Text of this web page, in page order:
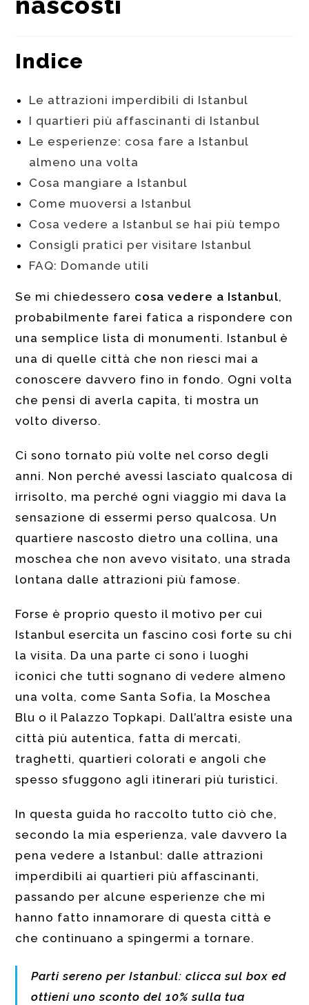
Indice
Le attrazioni imperdibili di Istanbul
I quartieri più affascinanti di Istanbul
Le esperienze: cosa fare a Istanbul
almeno una volta
Cosa mangiare a Istanbul
Come muoversi a Istanbul
Cosa vedere a Istanbul se hai più tempo
Consigli pratici per visitare Istanbul
FAQ: Domande utili
Se mi chiedessero cosa vedere a Istanbul,
probabilmente farei fatica a rispondere con
una semplice lista di monumenti. Istanbul è
una di quelle città che non riesci mai a
conoscere davvero fino in fondo. Ogni volta
che pensi di averla capita, ti mostra un
volto diverso.
Ci sono tornato più volte nel corso degli
anni. Non perché avessi lasciato qualcosa di
irrisolto, ma perché ogni viaggio mi dava la
sensazione di essermi perso qualcosa. Un
quartiere nascosto dietro una collina, una
moschea che non avevo visitato, una strada
lontana dalle attrazioni più famose.
Forse è proprio questo il motivo per cui
Istanbul esercita un fascino così forte su chi
la visita. Da una parte ci sono i luoghi
iconici che tutti sognano di vedere almeno
una volta, come Santa Sofia, la Moschea
Blu o il Palazzo Topkapi. Dall’altra esiste una
città più autentica, fatta di mercati,
traghetti, quartieri colorati e angoli che
spesso sfuggono agli itinerari più turistici.
In questa guida ho raccolto tutto ciò che,
secondo la mia esperienza, vale davvero la
pena vedere a Istanbul: dalle attrazioni
imperdibili ai quartieri più affascinanti,
passando per alcune esperienze che mi
hanno fatto innamorare di questa città e
che continuano a spingermi a tornare.
Parti sereno per Istanbul: clicca sul box ed
ottieni uno sconto del 10% sulla tua